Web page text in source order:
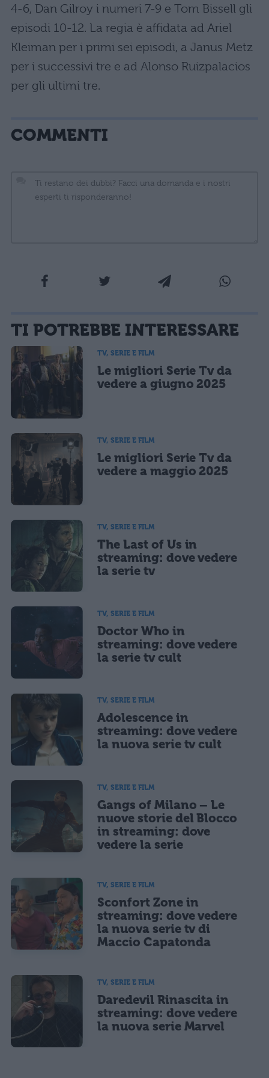
4-6, Dan Gilroy i numeri 7-9 e Tom Bissell gli
episodi 10-12. La regia è affidata ad Ariel
Kleiman per i primi sei episodi, a Janus Metz
per i successivi tre e ad Alonso Ruizpalacios
per gli ultimi tre.
COMMENTI
sarà pubblicata. Dichiari di avere preso visione e di accettare quanto previsto dalla
informativa privacy. Pubblicando questo commento dai il consenso affinché un cookie
salvi i tuoi dati (nome, email) per il prossimo commento.
Ho letto e acconsento l'informativasulla privacy
CONFERMA E PUBBLICA
TI POTREBBE INTERESSARE
TV, SERIE E FILM
Le migliori Serie Tv da
vedere a giugno 2025
TV, SERIE E FILM
Le migliori Serie Tv da
vedere a maggio 2025
TV, SERIE E FILM
The Last of Us in
streaming: dove vedere
la serie tv
TV, SERIE E FILM
Doctor Who in
streaming: dove vedere
la serie tv cult
TV, SERIE E FILM
Adolescence in
streaming: dove vedere
la nuova serie tv cult
TV, SERIE E FILM
Gangs of Milano – Le
nuove storie del Blocco
in streaming: dove
vedere la serie
TV, SERIE E FILM
Sconfort Zone in
streaming: dove vedere
la nuova serie tv di
Maccio Capatonda
TV, SERIE E FILM
Daredevil Rinascita in
streaming: dove vedere
la nuova serie Marvel